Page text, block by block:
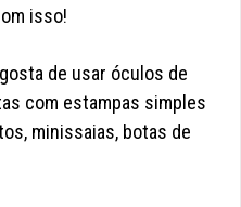
isso!
de usar óculos de
com estampas simples
minissaias, botas de